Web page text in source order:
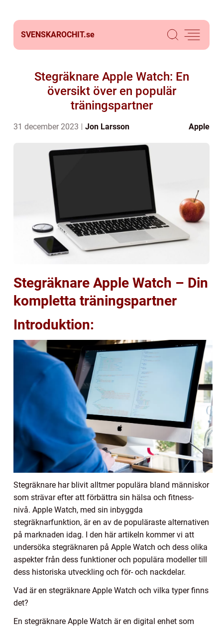
SVENSKAROCHIT.se
Stegräknare Apple Watch: En
översikt över en populär
träningspartner
31 december 2023 Jon Larsson Apple
Stegräknare Apple Watch – Din
kompletta träningspartner
Introduktion:
Stegräknare har blivit alltmer populära bland människor
som strävar efter att förbättra sin hälsa och fitness-
nivå. Apple Watch, med sin inbyggda
stegräknarfunktion, är en av de populäraste alternativen
på marknaden idag. I den här artikeln kommer vi att
undersöka stegräknaren på Apple Watch och dess olika
aspekter från dess funktioner och populära modeller till
dess historiska utveckling och för- och nackdelar.
Vad är en stegräknare Apple Watch och vilka typer finns
det?
En stegräknare Apple Watch är en digital enhet som